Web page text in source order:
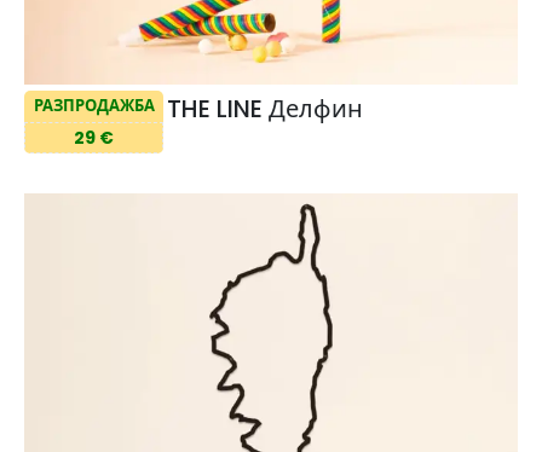
РАЗПРОДАЖБА
29 €
THE LINE Делфин